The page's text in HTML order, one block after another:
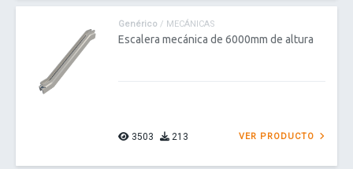
Genérico / MECÁNICAS
Escalera mecánica de 6000mm de altura
3503 213 VER PRODUCTO